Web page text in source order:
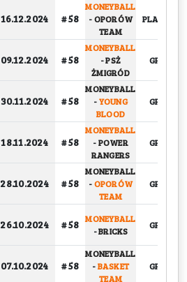
16.12.2024 # 58
MONEYBALL
-OPORÓW
TEAM
PLAY-OFF,
09.12.2024 # 58
MONEYBALL
-PSŻ
ŻMIGRÓD
30.11.2024 # 58
MONEYBALL
-YOUNG
BLOOD
18.11.2024 # 58
MONEYBALL
-POWER
RANGERS
28.10.2024 # 58
MONEYBALL
-OPORÓW
TEAM
26.10.2024 # 58 MONEYBALL
-BRICKS
07.10.2024 # 58
MONEYBALL
-BASKET
TEAM